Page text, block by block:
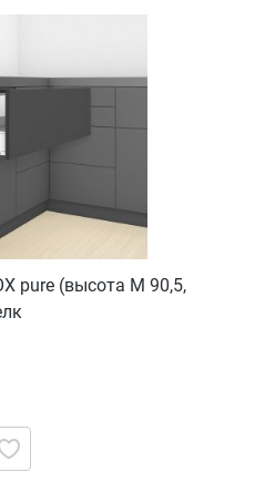
pure (высота M 90,5,